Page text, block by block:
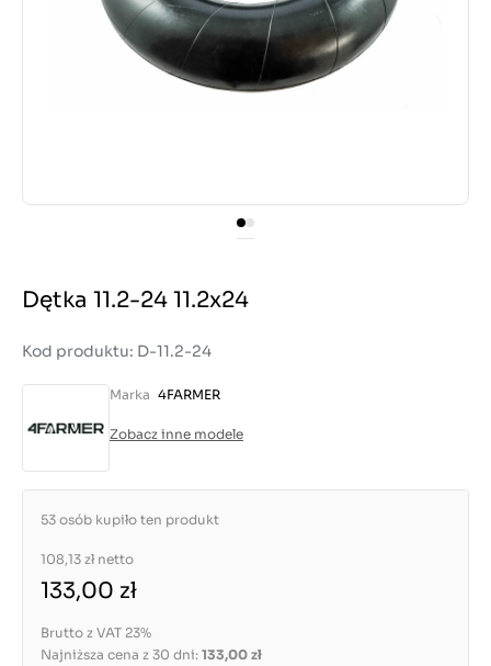
Dętka 11.2-24 11.2x24
Kod produktu: D-11.2-24
Marka 4FARMER
Zobacz inne modele
53 osób kupiło ten produkt
108,13 zł netto
133,00 zł
Brutto z VAT 23%
Najniższa cena z 30 dni: 133,00 zł